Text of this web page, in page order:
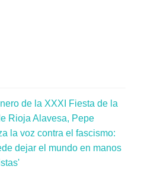
de la XXXI Fiesta de la
Rioja Alavesa, Pepe
la voz contra el fascismo:
dejar el mundo en manos